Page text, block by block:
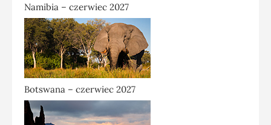
Namibia – czerwiec 2027
Botswana – czerwiec 2027